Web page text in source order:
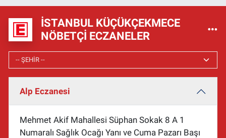
İSTANBUL KÜÇÜKÇEKMECE
NÖBETÇI ECZANELER
Alp Eczanesi
Mehmet Akif Mahallesi Süphan Sokak 8 A 1
Numaralı Sağlık Ocağı Yanı ve Cuma Pazarı Başı